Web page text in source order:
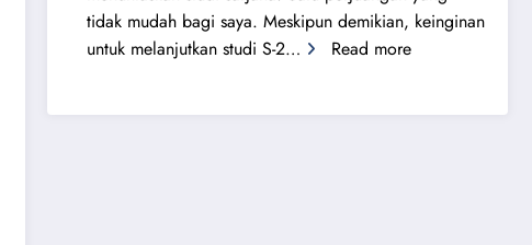
tidak mudah bagi saya. Meskipun demikian, keinginan
untuk melanjutkan studi S-2…
Read more: